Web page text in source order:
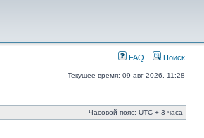
FAQ Поиск
Текущее время: 09 авг 2026, 11:28
Часовой пояс: UTC + 3 часа